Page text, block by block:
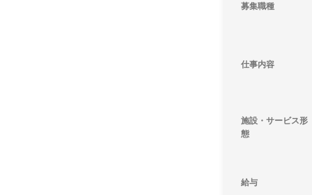
募集職種
仕事内容
施設・サービス形
態
給与